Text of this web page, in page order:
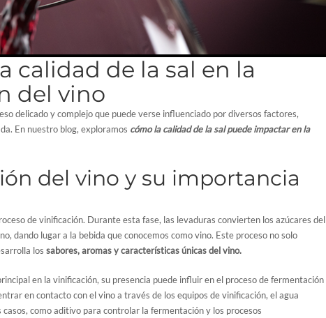
calidad de la sal en la
del vino
delicado y complejo que puede verse influenciado por diversos factores,
En nuestro blog, exploramos cómo la calidad de la sal puede impactar en la
del vino y su importancia
de vinificación. Durante esta fase, las levaduras convierten los azúcares del
dando lugar a la bebida que conocemos como vino. Este proceso no solo
los sabores, aromas y características únicas del vino.
en la vinificación, su presencia puede influir en el proceso de fermentación
en contacto con el vino a través de los equipos de vinificación, el agua
como aditivo para controlar la fermentación y los procesos